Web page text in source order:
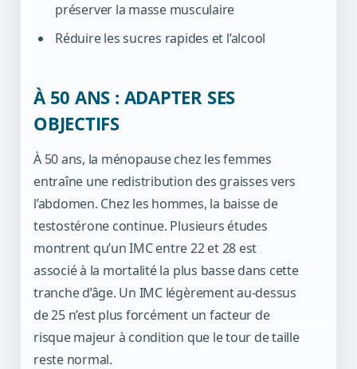
préserver la masse musculaire
Réduire les sucres rapides et l’alcool
À 50 ANS : ADAPTER SES
OBJECTIFS
À 50 ans, la ménopause chez les femmes
entraîne une redistribution des graisses vers
l’abdomen. Chez les hommes, la baisse de
testostérone continue. Plusieurs études
montrent qu’un IMC entre 22 et 28 est
associé à la mortalité la plus basse dans cette
tranche d’âge. Un IMC légèrement au-dessus
de 25 n’est plus forcément un facteur de
risque majeurà condition que le tour de taille
reste normal.